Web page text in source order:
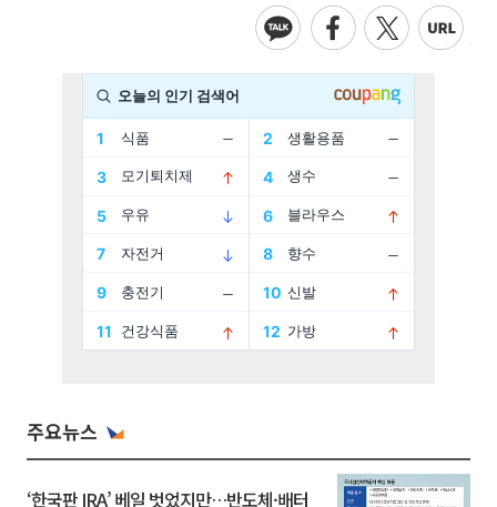
주요뉴스
‘한국판 IRA’ 베일 벗었지만…반도체·배터